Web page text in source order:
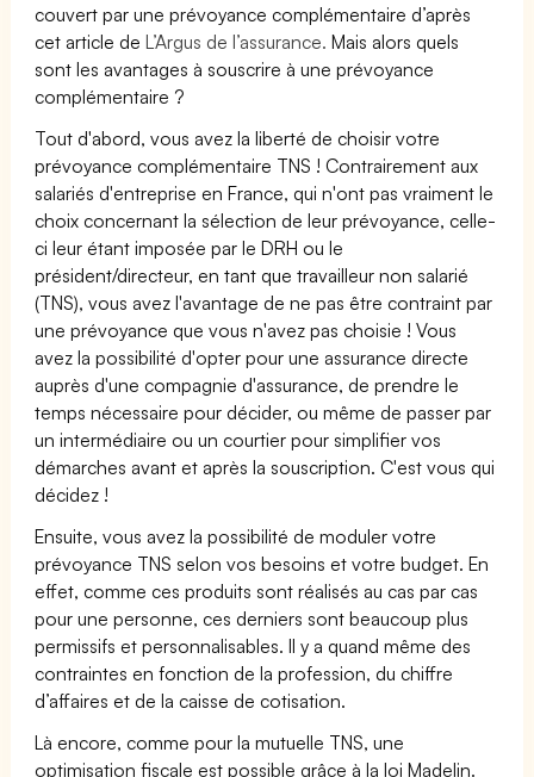
couvert par une prévoyance complémentaire d’après
cet article deL’Argus de l’assurance. Mais alors quels
sont les avantages à souscrire à une prévoyance
complémentaire ?
Tout d'abord, vous avez la liberté de choisir votre
prévoyance complémentaire TNS ! Contrairement aux
salariés d'entreprise en France, qui n'ont pas vraiment le
choix concernant la sélection de leur prévoyance, celle-
ci leur étant imposée par le DRH ou le
président/directeur, en tant que travailleur non salarié
(TNS), vous avez l'avantage de ne pas être contraint par
une prévoyance que vous n'avez pas choisie ! Vous
avez la possibilité d'opter pour une assurance directe
auprès d'une compagnie d'assurance, de prendre le
temps nécessaire pour décider, ou même de passer par
un intermédiaire ou un courtier pour simplifier vos
démarches avant et après la souscription. C'est vous qui
décidez !
Ensuite, vous avez la possibilité de moduler votre
prévoyance TNS selon vos besoins et votre budget. En
effet, comme ces produits sont réalisés au cas par cas
pour une personne, ces derniers sont beaucoup plus
permissifs et personnalisables. Il y a quand même des
contraintes en fonction de la profession, du chiffre
d’affaires et de la caisse de cotisation.
Là encore, comme pour la mutuelle TNS, une
optimisation fiscale est possible grâce à la loi Madelin.